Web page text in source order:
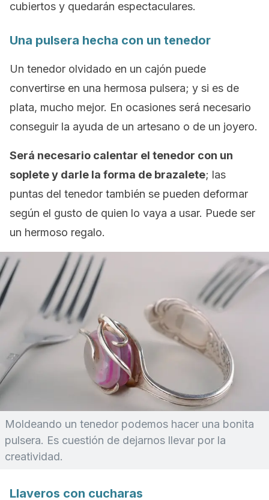
cubiertos y quedarán espectaculares.
Una pulsera hecha con un tenedor
Un tenedor olvidado en un cajón puede
convertirse en una hermosa pulsera; y si es de
plata, mucho mejor. En ocasiones será necesario
conseguir la ayuda de un artesano o de un joyero.
Será necesario calentar el tenedor con un
soplete y darle la forma de brazalete; las
puntas del tenedor también se pueden deformar
según el gusto de quien lo vaya a usar. Puede ser
un hermoso regalo.
Moldeando un tenedor podemos hacer una bonita
pulsera. Es cuestión de dejarnos llevar por la
creatividad.
Llaveros con cucharas